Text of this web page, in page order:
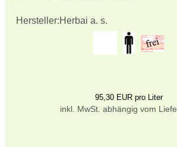
Hersteller:Herbai a. s.
95,30 EUR pro Liter
inkl. MwSt. abhängig vom